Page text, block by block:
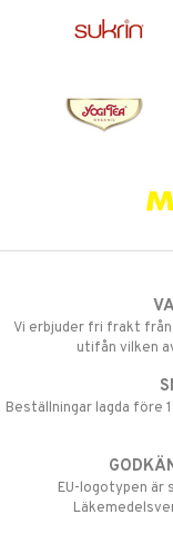
Vi erbjuder fri frakt
utifån vilken
Beställningar lagda före
EU-logotypen är